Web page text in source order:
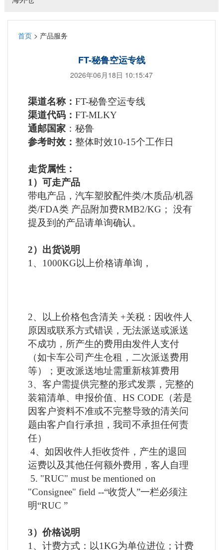
首页 > 产品服务
FT-秘鲁空运专线
2026年06月18日 10:15:47
渠道名称： FT-秘鲁空运专线
渠道代码： FT-MLKY
通邮国家 ： 秘鲁
参考时效： 整体时效10-15个工作日
走货属性：
1）可走产品
带电产品，汽车塑胶配件类/木质品/机器
类/FDA类 产品附加费RMB2/KG； 没有
提及到的产品请单询确认 。
2）出货说明
1、1000KG以上价格请单询，
2、以上价格包含清关 +关税：因收件人
原因或联系方式错误，无法派送或派送
不成功，所产生的费用由发件人支付
（如卡车公司产生仓租，二次派送费用
等）；更改派送地址需重新核算费用
3、客户需提供完整的形式发票，完整的
装箱清单、申报价值、HS CODE（若是
因客户资料不准或不完整导致的清关问
题由客户自行承担，我司不承担任何责
任）
4、如因收件人拒收货件，产生的退回
运费以及其他任何额外费用，客人自理
5. "RUC" must be mentioned on
"Consignee" field --“收货人”一栏必须注
明“RUC ”
3）价格说明
1、计费方式：以1KG为单位进位；计费